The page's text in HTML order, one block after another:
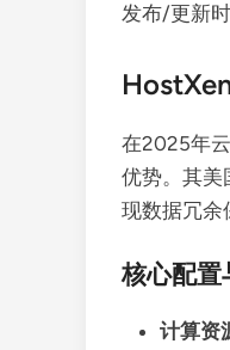
发布/更新
在2025年
优势。其美
现数据冗余
核心配置
计算资